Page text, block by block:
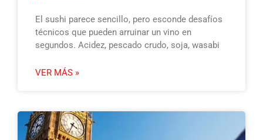
El sushi parece sencillo, pero esconde desafíos
técnicos que pueden arruinar un vino en
segundos. Acidez, pescado crudo, soja, wasabi
VER MÁS »